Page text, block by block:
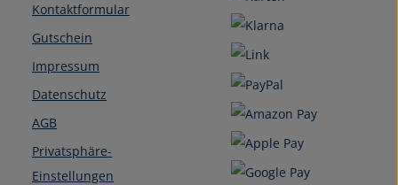
Kontaktformular
Gutschein
Impressum
Datenschutz
AGB
Privatsphäre-
Einstellungen